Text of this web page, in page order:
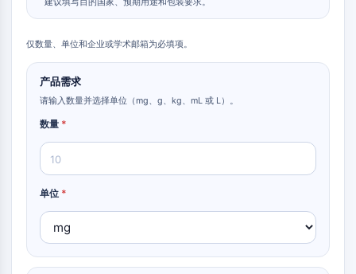
嗅觉受体
腺苷激酶
OGT
朊蛋白
PINK1/Parkin
转甲状腺素蛋白
GPR119
适配器相关激酶1
仅数量、单位和企业或学术邮箱为必填项。
产品需求
请输入数量并选择单位（mg、g、kg、mL 或 L）。
数量 *
单位 *